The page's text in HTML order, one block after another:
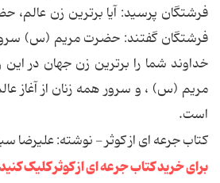
فرشتگان پرسید: آیا برترین زن
فرشتگان گفتند: حضرت مریم (س) سرور
خداوند شما را برترین زن جهان در
مریم (س) ، و سرور همه زنان از آغاز
است.
کتاب جرعه ای از کوثر - نوشته: علیرضا
برای خرید کتاب جرعه ای از کوثر کلیک